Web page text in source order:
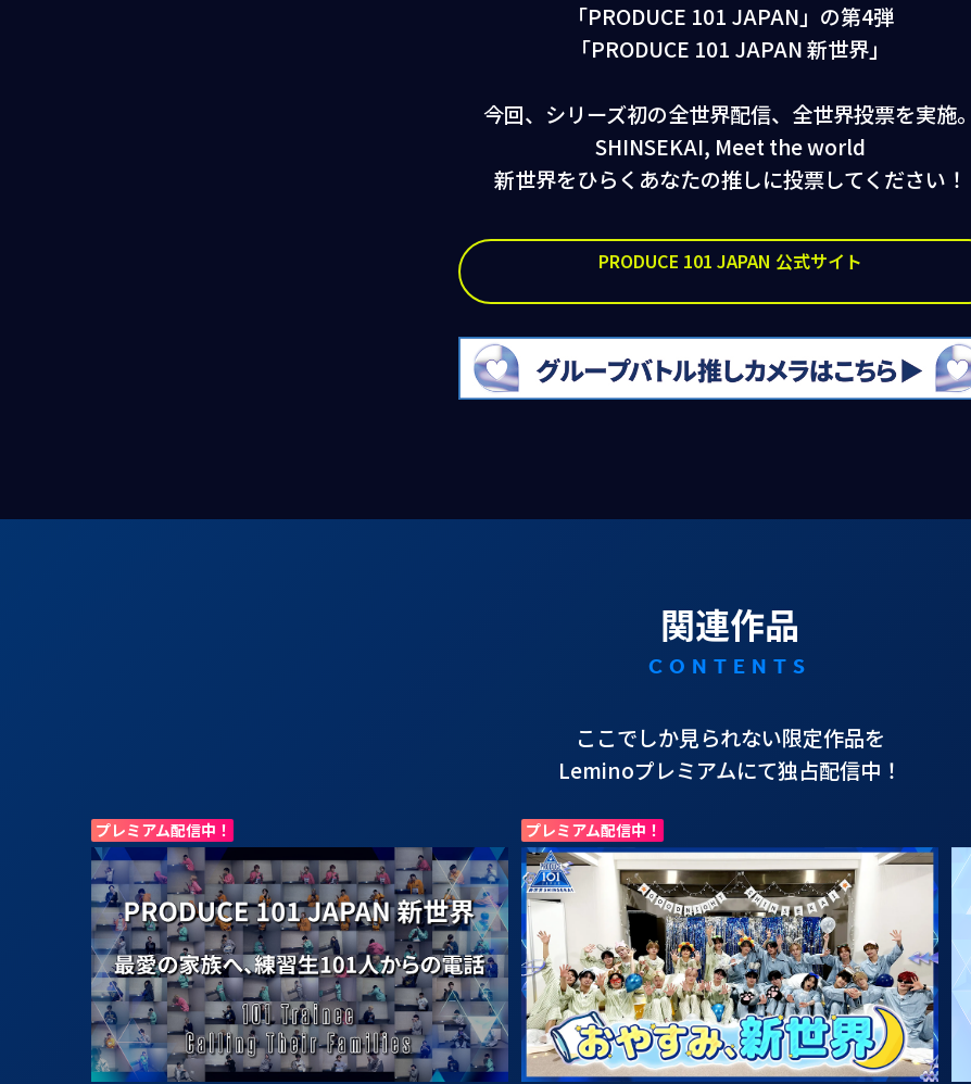
「PRODUCE 101 JAPAN」の第4弾
「PRODUCE 101 JAPAN 新世界」
今回、シリーズ初の全世界配信、全世界投票を実施。
SHINSEKAI, Meet the world
新世界をひらくあなたの推しに投票してください！
PRODUCE 101 JAPAN 公式サイト
関連作品
CONTENTS
ここでしか見られない限定作品を
Leminoプレミアムにて独占配信中！
プレミアム配信中！ プレミアム配信中！